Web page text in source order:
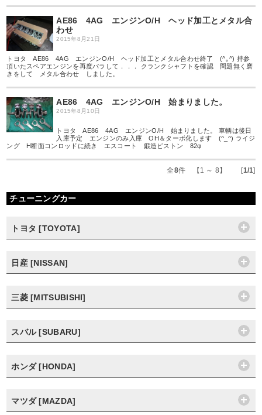
AE86 4AG エンジンO/H ヘッド加工とメタル合
わせ
2015年8月21日
トヨタ AE86 4AG エンジンO/H ヘッド加工とメタル合わせ終了 (^｡^) 持参
頂いたスペアエンジンを再度バラして．．． クランクシャフトを確認 問題無く磨
きをして メタル合わせ しました。
AE86 4AG エンジンO/H 始まりました。
2015年8月10日
トヨタ AE86 4AG エンジンO/H 始まりました。 車輌は後日
入庫予定 エンジンのみ入庫 OH＆ターボ化します (^_^) ライジ
ング H断面コンロッドに続き エスコート 鍛造ピストン 82φ
全8件 【1 ～ 8】 [1/1]
チューニングカー
トヨタ [TOYOTA]
日産 [NISSAN]
三菱 [MITSUBISHI]
スバル [SUBARU]
ホンダ [HONDA]
マツダ [MAZDA]